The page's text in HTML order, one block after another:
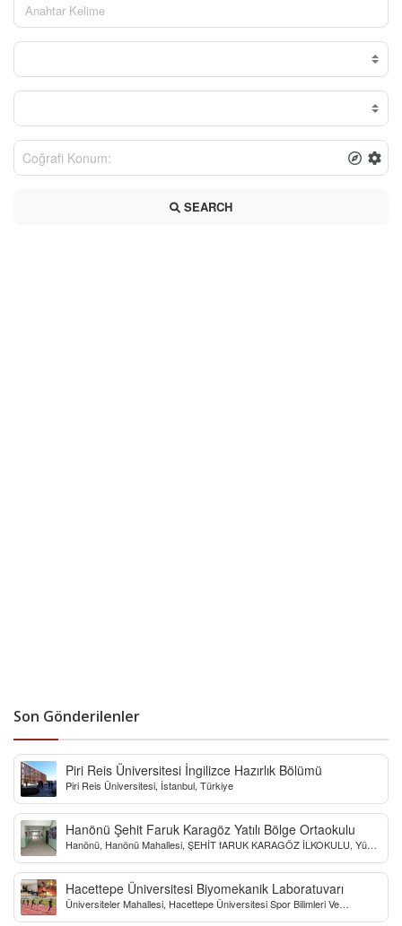
SEARCH
Son Gönderilenler
Piri Reis Üniversitesi İngilizce Hazırlık Bölümü
Piri Reis Üniversitesi, İstanbul, Türkiye
Hanönü Şehit Faruk Karagöz Yatılı Bölge Ortaokulu
Hanönü, Hanönü Mahallesi, ŞEHİT fARUK KARAGÖZ İLKOKULU, Yücel
Hacettepe Üniversitesi Biyomekanik Laboratuvarı
Üniversiteler Mahallesi, Hacettepe Üniversitesi Spor Bilimleri Ve